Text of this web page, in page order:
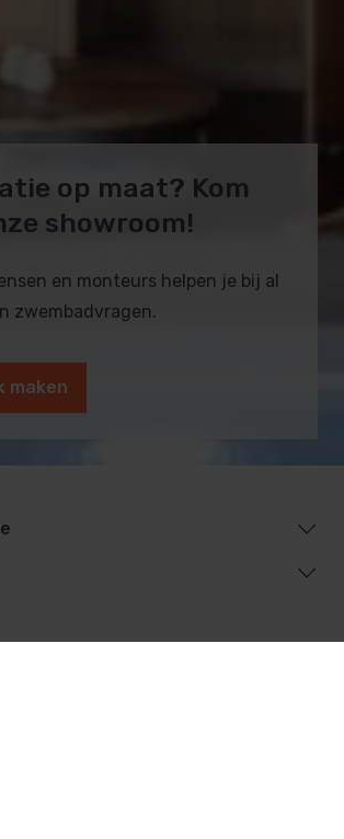
op maat? Kom
showroom!
en monteurs helpen je bij al
zwembadvragen.
maken